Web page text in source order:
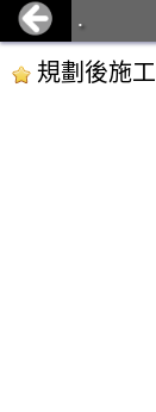
.
規劃後施工